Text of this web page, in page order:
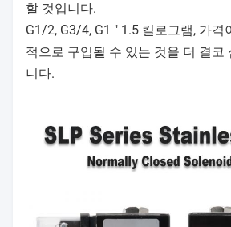
할 것입니다.
G1/2, G3/4, G1 " 1.5 킬로그램, 가격
적으로 구입될 수 있는 것을 더 결코
니다.